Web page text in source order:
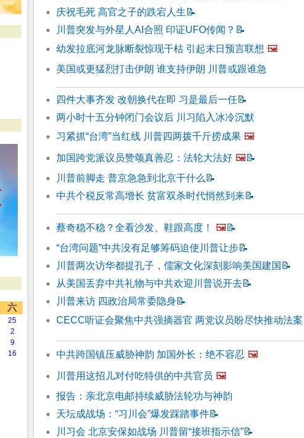
六
25
2
9
16
庆祝毛死 高官之子的跌宕人生 📝
川普突发与外星人AI合照 印证UFO传闻？ 📝
幼发拉底河龙脉断裂惊现干枯 引起末日预言联想 🖼️
美国或更猛烈打击伊朗 谁支持伊朗 川普或跟谁急
四件大事齐发 改朝换代在即 习是最后一任📝
两小时十五分钟闭门会议后 川习陷入冰冷沉默
习紧抓“台湾”当红线 川普四两拨千斤捞成果 🖼️
加国跨党派议员赞颂真善忍：法轮大法好 🖼️📝
川普前脚走 普京急急到北京干什么 📝
中共个税反常高增长 贫富双杀时代悄然到来📝
蔡奇稳不稳？全看沙发、鞋跟高度！ 🖼️📝
“台湾问题”中共没有足够筹码迫使川普让步📝
川普两次访华都提孔子，儒家文化深刻影响美国建国 📝
从美国丢弃中共礼物与中共欢迎川普说开去📝
川普来访 四政治局常委隐身📝
CECC听证会聚焦中共强摘器官 两党议员盼尽快推动法案
中共跨国镇压威胁神韵 加国外长：绝不容忍 🖼️
川普用这招儿对付吃特供的中共官员 🖼️
报告：亲北京电邮持续威胁法轮功与神韵
天坛成战场：“习川会”爆发踩踏事件📝
川习会 北京安保如战场 川普留“接班指示信”📝